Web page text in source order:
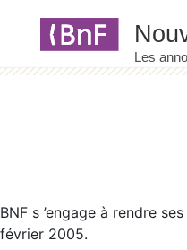
BNF s ’engage à rendre
février 2005.